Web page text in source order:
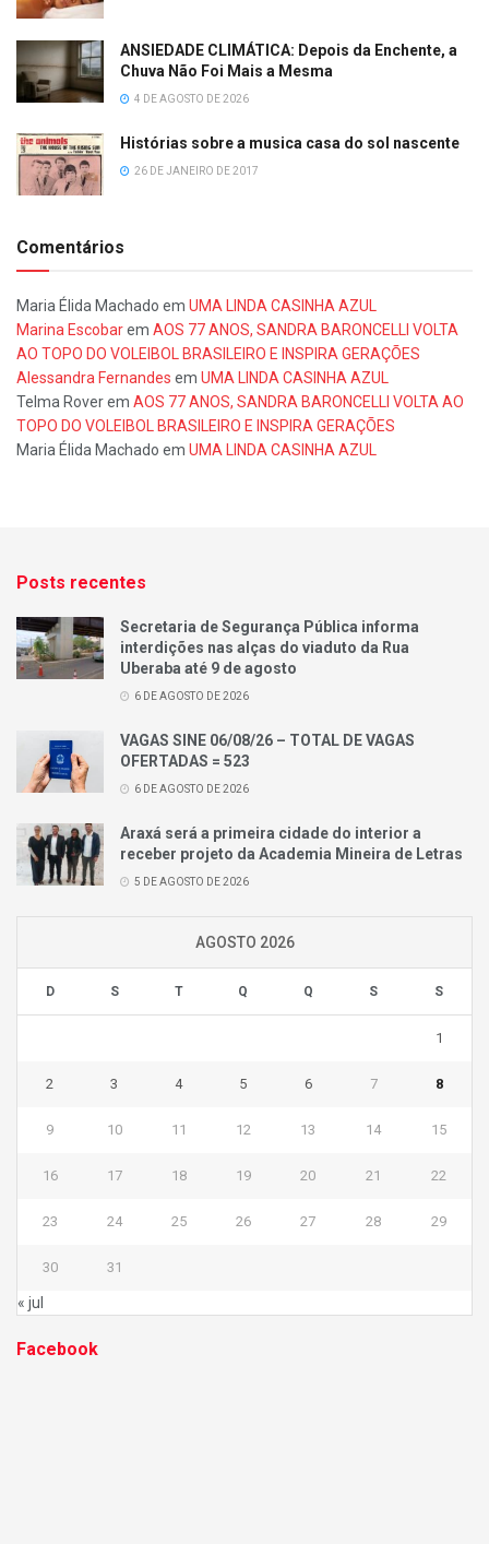
ANSIEDADE CLIMÁTICA: Depois da Enchente, a
Chuva Não Foi Mais a Mesma
4 DE AGOSTO DE 2026
Histórias sobre a musica casa do sol nascente
26 DE JANEIRO DE 2017
Comentários
Maria Élida Machado em UMA LINDA CASINHA AZUL
Marina Escobarem AOS 77 ANOS, SANDRA BARONCELLI VOLTA
AO TOPO DO VOLEIBOL BRASILEIRO E INSPIRA GERAÇÕES
Alessandra Fernandes em UMA LINDA CASINHA AZUL
Telma Roverem AOS 77 ANOS, SANDRA BARONCELLI VOLTA AO
TOPO DO VOLEIBOL BRASILEIRO E INSPIRA GERAÇÕES
Maria Élida Machado em UMA LINDA CASINHA AZUL
Posts recentes
Secretaria de Segurança Pública informa
interdições nas alças do viaduto da Rua
Uberaba até 9 de agosto
6 DE AGOSTO DE 2026
VAGAS SINE 06/08/26 – TOTAL DE VAGAS
OFERTADAS = 523
6 DE AGOSTO DE 2026
Araxá será a primeira cidade do interior a
receber projeto da Academia Mineira de Letras
5 DE AGOSTO DE 2026
AGOSTO 2026
D S T Q Q S S
1
2 3 4 5 6 7 8
9 10 11 12 13 14 15
16 17 18 19 20 21 22
23 24 25 26 27 28 29
30 31
« jul
Facebook